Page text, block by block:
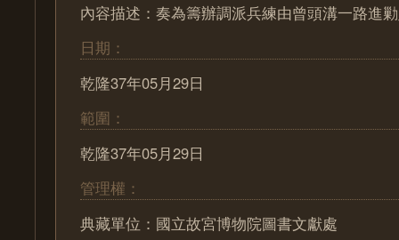
內容描述：奏為籌辦調派兵練由曾頭溝一路進
日期：
乾隆37年05月29日
範圍：
乾隆37年05月29日
管理權：
典藏單位：國立故宮博物院圖書文獻處